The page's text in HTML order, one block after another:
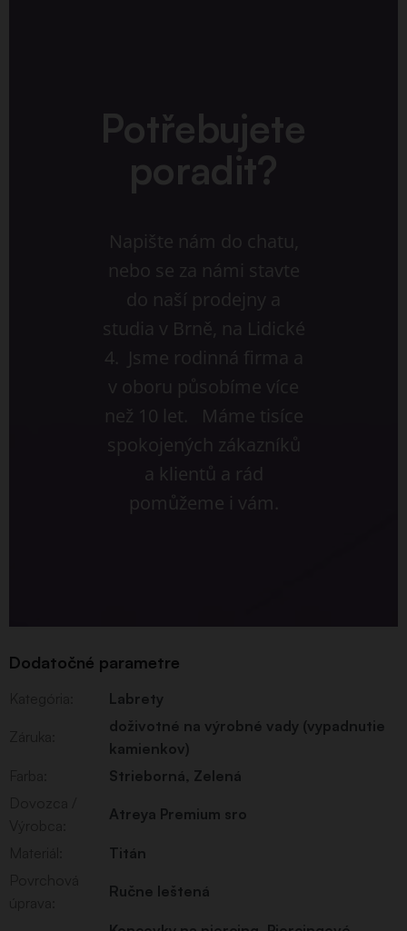
Potřebujete
poradit?
Napište nám do chatu,
nebo se za námi stavte
do naší prodejny a
studia v Brně, na Lidické
4. Jsme rodinná firma a
v oboru působíme více
než 10 let. Máme tisíce
spokojených zákazníků
a klientů a rád
pomůžeme i vám.
Dodatočné parametre
Labrety
doživotné na výrobné vady (vypadnutie
kamienkov)
Strieborná, Zelená
Atreya Premium sro
Titán
Ručne leštená